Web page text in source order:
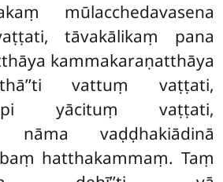
mūlacchedavasena
tāvakālikaṃ pana
kammakaraṇatthāya
vattuṃ vaṭṭati,
yācituṃ vaṭṭati,
nāma vaḍḍhakiādinā
hatthakammaṃ. Taṃ